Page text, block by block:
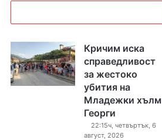
Кричим иска
справедливост
за жестоко
убития на
Младежки хълм
Георги
22:15ч, четвъртък, 6
август, 2026